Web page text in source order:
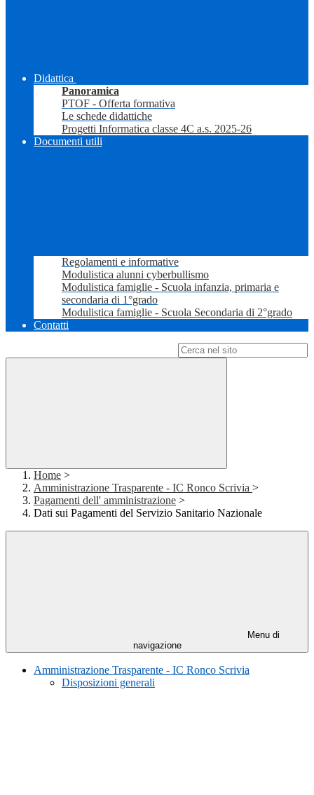
Didattica
Panoramica
PTOF - Offerta formativa
Le schede didattiche
Progetti Informatica classe 4C a.s. 2025-26
Documenti utili
Regolamenti e informative
Modulistica alunni cyberbullismo
Modulistica famiglie - Scuola infanzia, primaria e
secondaria di 1°grado
Modulistica famiglie - Scuola Secondaria di 2°grado
Contatti
Home >
Amministrazione Trasparente - IC Ronco Scrivia >
Pagamenti dell' amministrazione >
Dati sui Pagamenti del Servizio Sanitario Nazionale
Menu di
navigazione
Amministrazione Trasparente - IC Ronco Scrivia
Disposizioni generali